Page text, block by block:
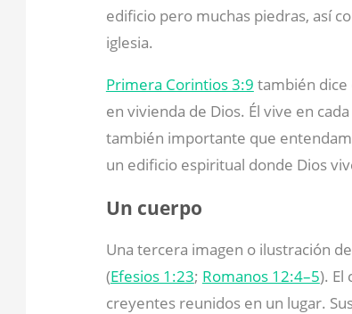
edificio pero muchas piedras, así
iglesia.
Primera Corintios 3:9 también dice
en vivienda de Dios. Él vive en
también importante que
un edificio espiritual donde Dios
Un cuerpo
Una tercera imagen o ilustración
(Efesios 1:23; Romanos 12:4–5). El
creyentes reunidos en un lugar.